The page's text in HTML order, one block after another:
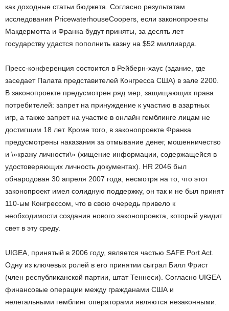
как доходные статьи бюджета. Согласно результатам
исследования PricewaterhouseCoopers, если законопроекты
Макдермотта и Франка будут приняты, за десять лет
государству удастся пополнить казну на $52 миллиарда.
Пресс-конференция состоится в Рейберн-хаус (здание, где
заседает Палата представителей Конгресса США) в зале 2200.
В законопроекте предусмотрен ряд мер, защищающих права
потребителей: запрет на принуждение к участию в азартных
игр, а также запрет на участие в онлайн гемблинге лицам не
достигшим 18 лет. Кроме того, в законопроекте Франка
предусмотрены наказания за отмывание денег, мошенничество
и \»кражу личности\» (хищение информации, содержащейся в
удостоверяющих личность документах). HR 2046 был
обнародован 30 апреля 2007 года, несмотря на то, что этот
законопроект имел солидную поддержку, он так и не был принят
110-ым Конгрессом, что в свою очередь привело к
необходимости создания нового законопроекта, который увидит
свет в эту среду.
UIGEA, принятый в 2006 году, является частью SAFE Port Act.
Одну из ключевых ролей в его принятии сыграл Билл Фрист
(член республиканской партии, штат Теннеси). Согласно UIGEA
финансовые операции между гражданами США и
нелегальными гемблинг операторами являются незаконными.